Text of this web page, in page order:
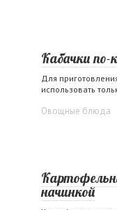
Кабачки по-
Для
использовать
Овощные блюда
начинкой